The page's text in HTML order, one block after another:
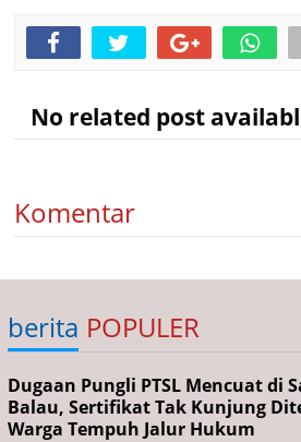
No related post
Komentar
berita POPULER
Dugaan Pungli PTSL Mencuat di
Balau, Sertifikat Tak Kunjung
Warga Tempuh Jalur Hukum